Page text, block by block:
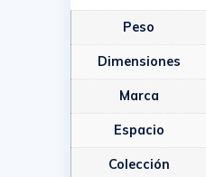
Peso
Dimensiones
Marca
Espacio
Colección